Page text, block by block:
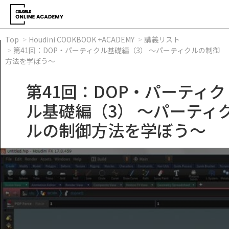
Top Houdini COOKBOOK +ACADEMY
講義リスト
第41回：DOP・パーティクル基礎編（3） ～パーティクルの制御
方法を学ぼう～
第41回：DOP・パーティク
ル基礎編（3） ～パーティ
ルの制御方法を学ぼう～